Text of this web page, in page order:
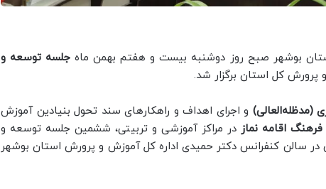
بوشهر صبح روز دوشنبه بیست و هفتم بهمن ماه جلسه توسعه و
کل استان برگزار شد.
(مدظله‌العالی) و اجرای اهداف و راهکارهای سند تحول بنیادین آموزش
فرهنگ اقامه نماز در مراکز آموزشی و تربیتی، ششمین جلسه توسعه و
سالن کنفرانس دکتر حمیدی اداره کل آموزش و پرورش استان بوشهر